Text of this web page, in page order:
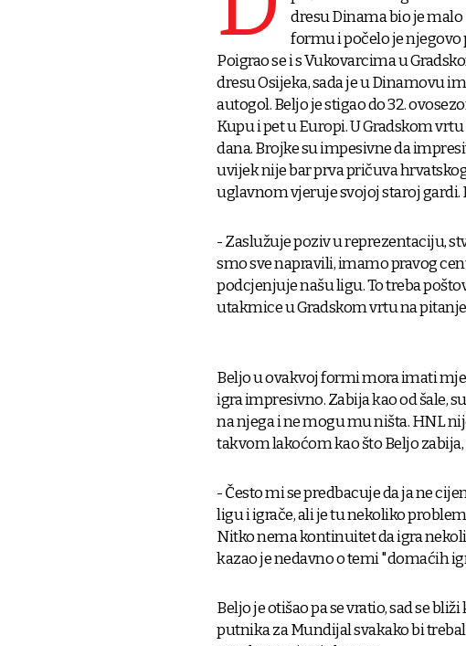
dresu Dinama bio je
formu i počelo je
Poigrao se i s Vukovarcima u
dresu Osijeka, sada je u Dinamovu
autogol. Beljo je stigao do 32.
Kupu i pet u Europi. U Gradskom
dana. Brojke su impesivne da
uvijek nije bar prva pričuva
uglavnom vjeruje svojoj staroj
- Zaslužuje poziv u reprezentaciju,
smo sve napravili, imamo pravog
podcjenjuje našu ligu. To treba
utakmice u Gradskom vrtu na
Beljo u ovakvoj formi mora imati
igra impresivno. Zabija kao od šale,
na njega i ne mogu mu ništa. HNL
takvom lakoćom kao što Beljo
- Često mi se predbacuje da ja ne
ligu i igrače, ali je tu nekoliko
Nitko nema kontinuitet da igra
kazao je nedavno o temi "domaćih
Beljo je otišao pa se vratio, sad se
putnika za Mundijal svakako bi